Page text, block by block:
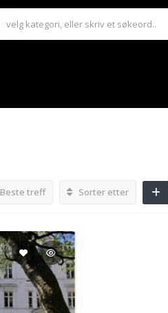
Beste treff Sorter etter